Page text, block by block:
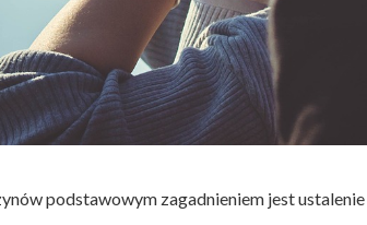
podstawowym zagadnieniem jest